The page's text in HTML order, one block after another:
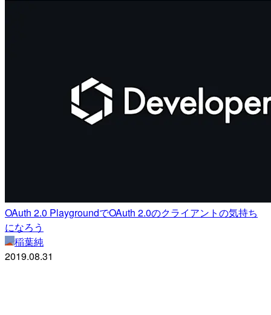
OAuth 2.0 PlaygroundでOAuth 2.0のクライアントの気持ち
になろう
稲葉純
2019.08.31